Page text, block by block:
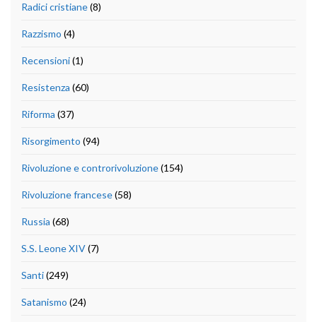
Radici cristiane(8)
Razzismo (4)
Recensioni(1)
Resistenza (60)
Riforma (37)
Risorgimento (94)
Rivoluzione e controrivoluzione(154)
Rivoluzione francese(58)
Russia (68)
S.S. Leone XIV(7)
Santi(249)
Satanismo (24)